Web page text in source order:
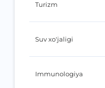
Turizm
Suv xo'jaligi
Immunologiya